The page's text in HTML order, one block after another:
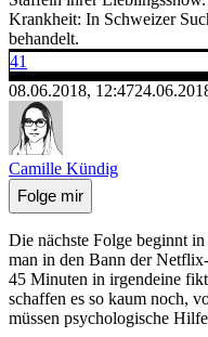
Krankheit: In Schweizer
behandelt.
41
08.06.2018, 12:47
Camille Kündig
Folge mir
Die nächste Folge beginnt
man in den Bann der
45 Minuten in irgendeine
schaffen es so kaum noch,
müssen psychologische